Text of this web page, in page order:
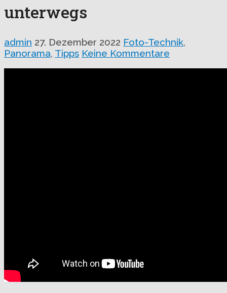
unterwegs
admin 27. Dezember 2022 Foto-Technik,
Panorama, Tipps Keine Kommentare